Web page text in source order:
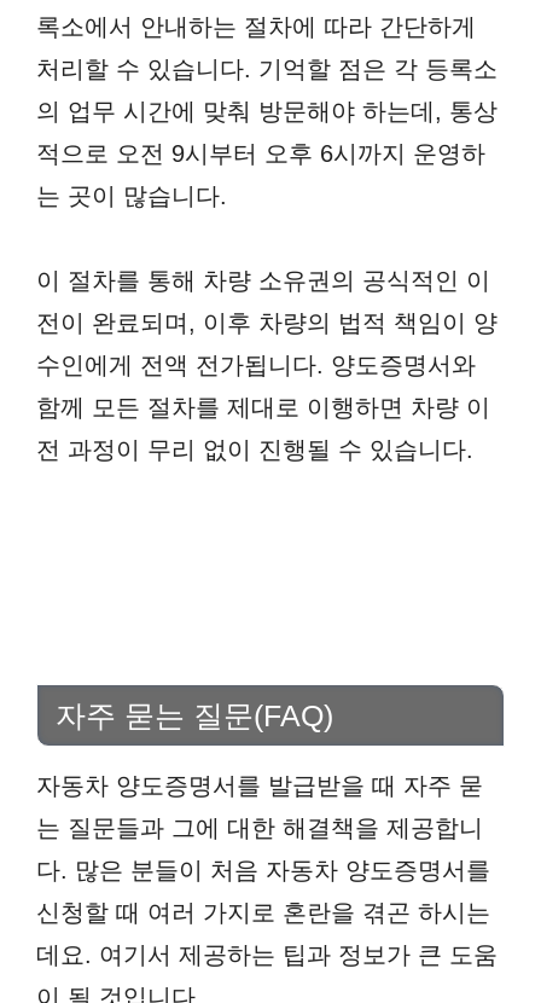
록소에서 안내하는 절차에 따라 간단하게
처리할 수 있습니다. 기억할 점은 각 등록소
의 업무 시간에 맞춰 방문해야 하는데, 통상
적으로 오전 9시부터 오후 6시까지 운영하
는 곳이 많습니다.
이 절차를 통해 차량 소유권의 공식적인 이
전이 완료되며, 이후 차량의 법적 책임이 양
수인에게 전액 전가됩니다. 양도증명서와
함께 모든 절차를 제대로 이행하면 차량 이
전 과정이 무리 없이 진행될 수 있습니다.
자주 묻는 질문(FAQ)
자동차 양도증명서를 발급받을 때 자주 묻
는 질문들과 그에 대한 해결책을 제공합니
다. 많은 분들이 처음 자동차 양도증명서를
신청할 때 여러 가지로 혼란을 겪곤 하시는
데요. 여기서 제공하는 팁과 정보가 큰 도움
이 될 것입니다.